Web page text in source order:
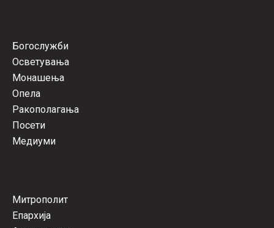
Богослужби
Осветувања
Монашења
Опела
Ракополагања
Посети
Медиуми
Митрополит
Епархија